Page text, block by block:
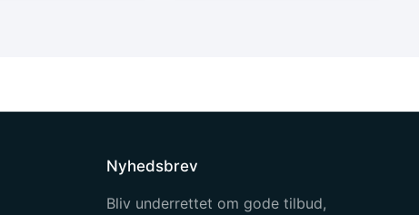
Nyhedsbrev
Bliv underrettet om gode tilbud,